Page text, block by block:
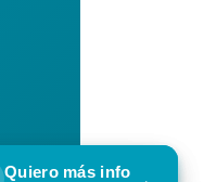
Quiero más info
Quiero más info